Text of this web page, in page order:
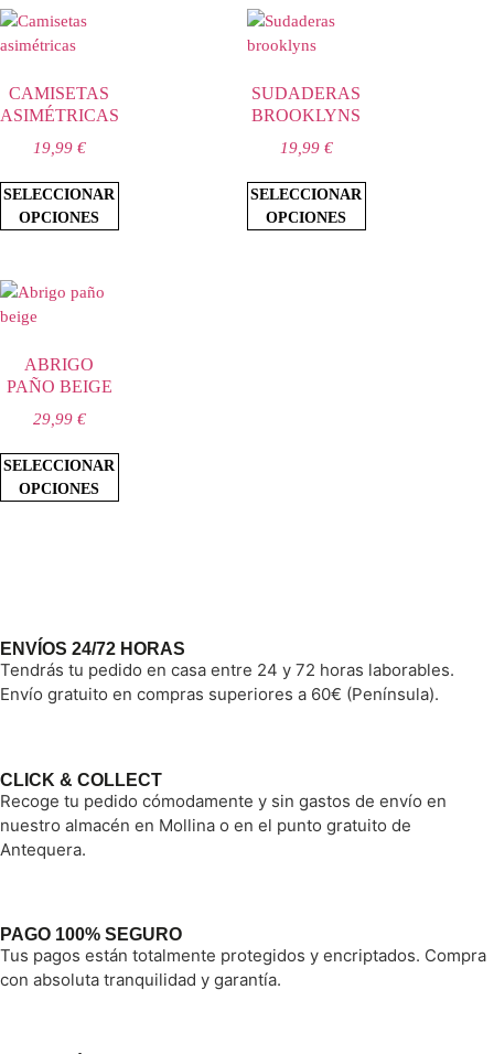
CAMISETAS
ASIMÉTRICAS
19,99 €
SELECCIONAR
OPCIONES
SUDADERAS
BROOKLYNS
19,99 €
SELECCIONAR
OPCIONES
ABRIGO
PAÑO BEIGE
29,99 €
SELECCIONAR
OPCIONES
ENVÍOS 24/72 HORAS
Tendrás tu pedido en casa entre 24 y 72 horas laborables.
Envío gratuito en compras superiores a 60€ (Península).
CLICK & COLLECT
Recoge tu pedido cómodamente y sin gastos de envío en
nuestro almacén en Mollina o en el punto gratuito de
Antequera.
PAGO 100% SEGURO
Tus pagos están totalmente protegidos y encriptados. Compra
con absoluta tranquilidad y garantía.